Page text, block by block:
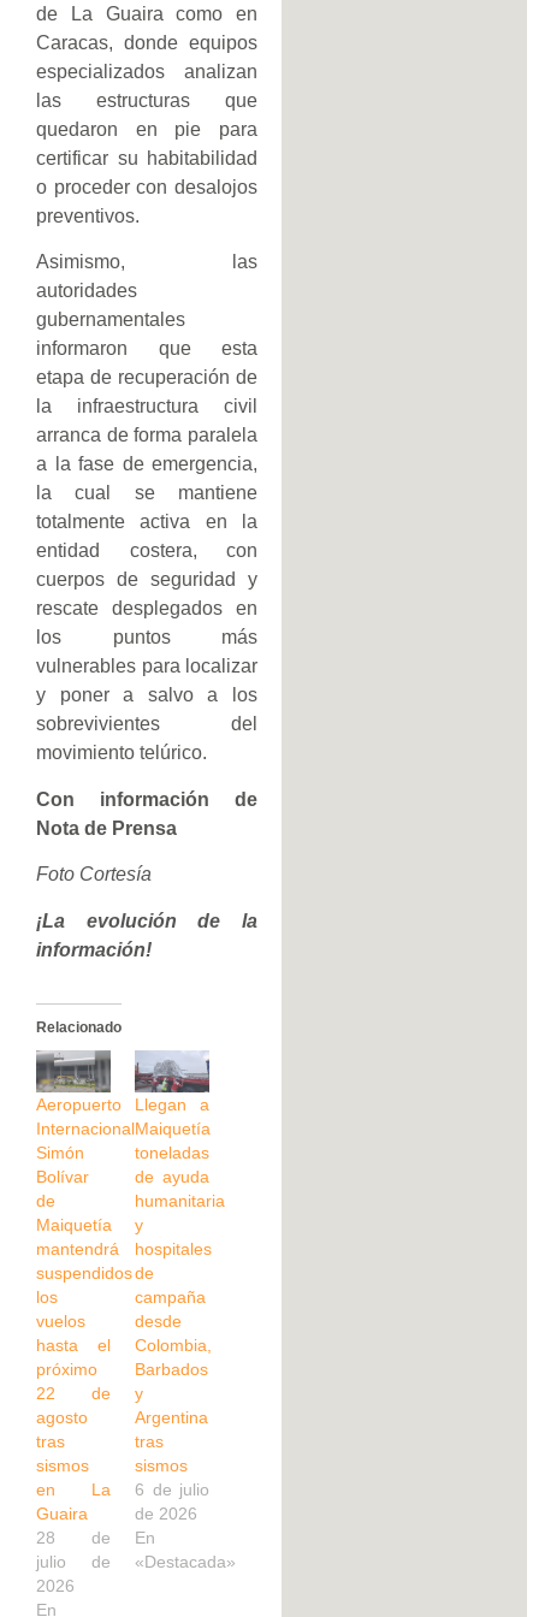
de La Guaira como en
Caracas, donde equipos
especializados analizan
las estructuras que
quedaron en pie para
certificar su habitabilidad
o proceder con desalojos
preventivos.
Asimismo, las
autoridades
gubernamentales
informaron que esta
etapa de recuperación de
la infraestructura civil
arranca de forma paralela
a la fase de emergencia,
la cual se mantiene
totalmente activa en la
entidad costera, con
cuerpos de seguridad y
rescate desplegados en
los puntos más
vulnerables para localizar
y poner a salvo a los
sobrevivientes del
movimiento telúrico.
Con información de
Nota de Prensa
Foto Cortesía
¡La evolución de la
información!
Relacionado
Aeropuerto
Internacional
Simón
Bolívar
de
Maiquetía
mantendrá
suspendidos
los
vuelos
hasta el
próximo
22 de
agosto
tras
sismos
en La
Guaira
28 de
julio de
2026
En
Llegan a
Maiquetía
toneladas
de ayuda
humanitaria
y
hospitales
de
campaña
desde
Colombia,
Barbados
y
Argentina
tras
sismos
6 de julio
de 2026
En
«Destacada»